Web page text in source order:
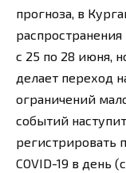
прогноза, в
с 25 по 28 июня,
делает переход
ограничений
событий
регистрировать
COVID-19 в день